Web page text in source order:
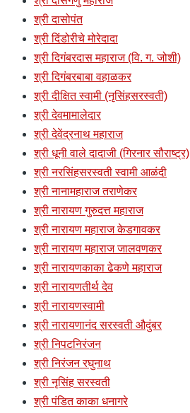
श्री दासोपंत
श्री दिंडोरीचे मोरेदादा
श्री दिगंबरदास महाराज (वि. ग. जोशी)
श्री दिगंबरबाबा वहाळकर
श्री दीक्षित स्वामी (नृसिंहसरस्वती)
श्री देवमामालेदार
श्री देवेंद्रनाथ महाराज
श्री धूनी वाले दादाजी (गिरनार सौराष्ट्र)
श्री नरसिंहसरस्वती स्वामी आळंदी
श्री नानामहाराज तराणेकर
श्री नारायण गुरुदत्त महाराज
श्री नारायण महाराज केडगावकर
श्री नारायण महाराज जालवणकर
श्री नारायणकाका ढेकणे महाराज
श्री नारायणतीर्थ देव
श्री नारायणस्वामी
श्री नारायणानंद सरस्वती औदुंबर
श्री निपटनिरंजन
श्री निरंजन रघुनाथ
श्री नृसिंह सरस्वती
श्री पंडित काका धनागरे